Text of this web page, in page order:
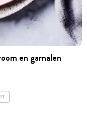
en garnalen